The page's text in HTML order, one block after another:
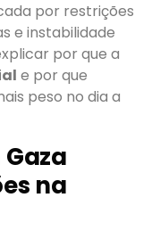
por restrições
e instabilidade
por que a
e por que
peso no dia a
na